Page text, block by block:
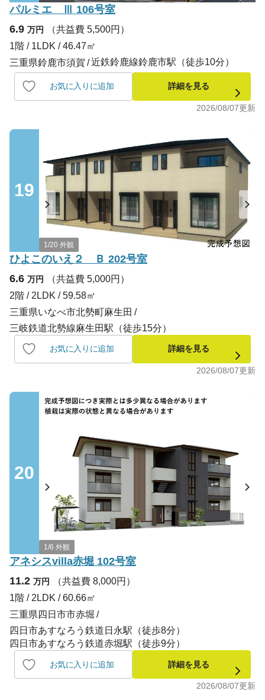
パルミエ Ⅲ 106号室
6.9 万円
（共益費 5,500円）
1階 / 1LDK / 46.47㎡
三重県鈴鹿市須賀
近鉄鈴鹿線鈴鹿市駅（徒歩10分）
お気に入りに追加 詳細を見る
2026/08/07更新
19
1/20 外観
ひよこのいえ２ Ｂ 202号室
6.6 万円
（共益費 5,000円）
2階 / 2LDK / 59.58㎡
三重県いなべ市北勢町麻生田
三岐鉄道北勢線麻生田駅（徒歩15分）
お気に入りに追加 詳細を見る
2026/08/07更新
20
1/6 外観
アネシスvilla赤堀 102号室
11.2 万円
（共益費 8,000円）
1階 / 2LDK / 60.66㎡
三重県四日市市赤堀
四日市あすなろう鉄道日永駅（徒歩8分）
四日市あすなろう鉄道赤堀駅（徒歩9分）
お気に入りに追加 詳細を見る
2026/08/07更新